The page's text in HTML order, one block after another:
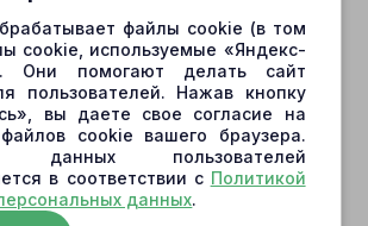
есть в наличии
собой высокопрочный
файлы cookie (в том
cookie, используемые «Яндекс-
Они помогают делать сайт
пользователей. Нажав кнопку
вы даете свое согласие на
cookie вашего браузера.
данных пользователей
в соответствии с Политикой
данных.